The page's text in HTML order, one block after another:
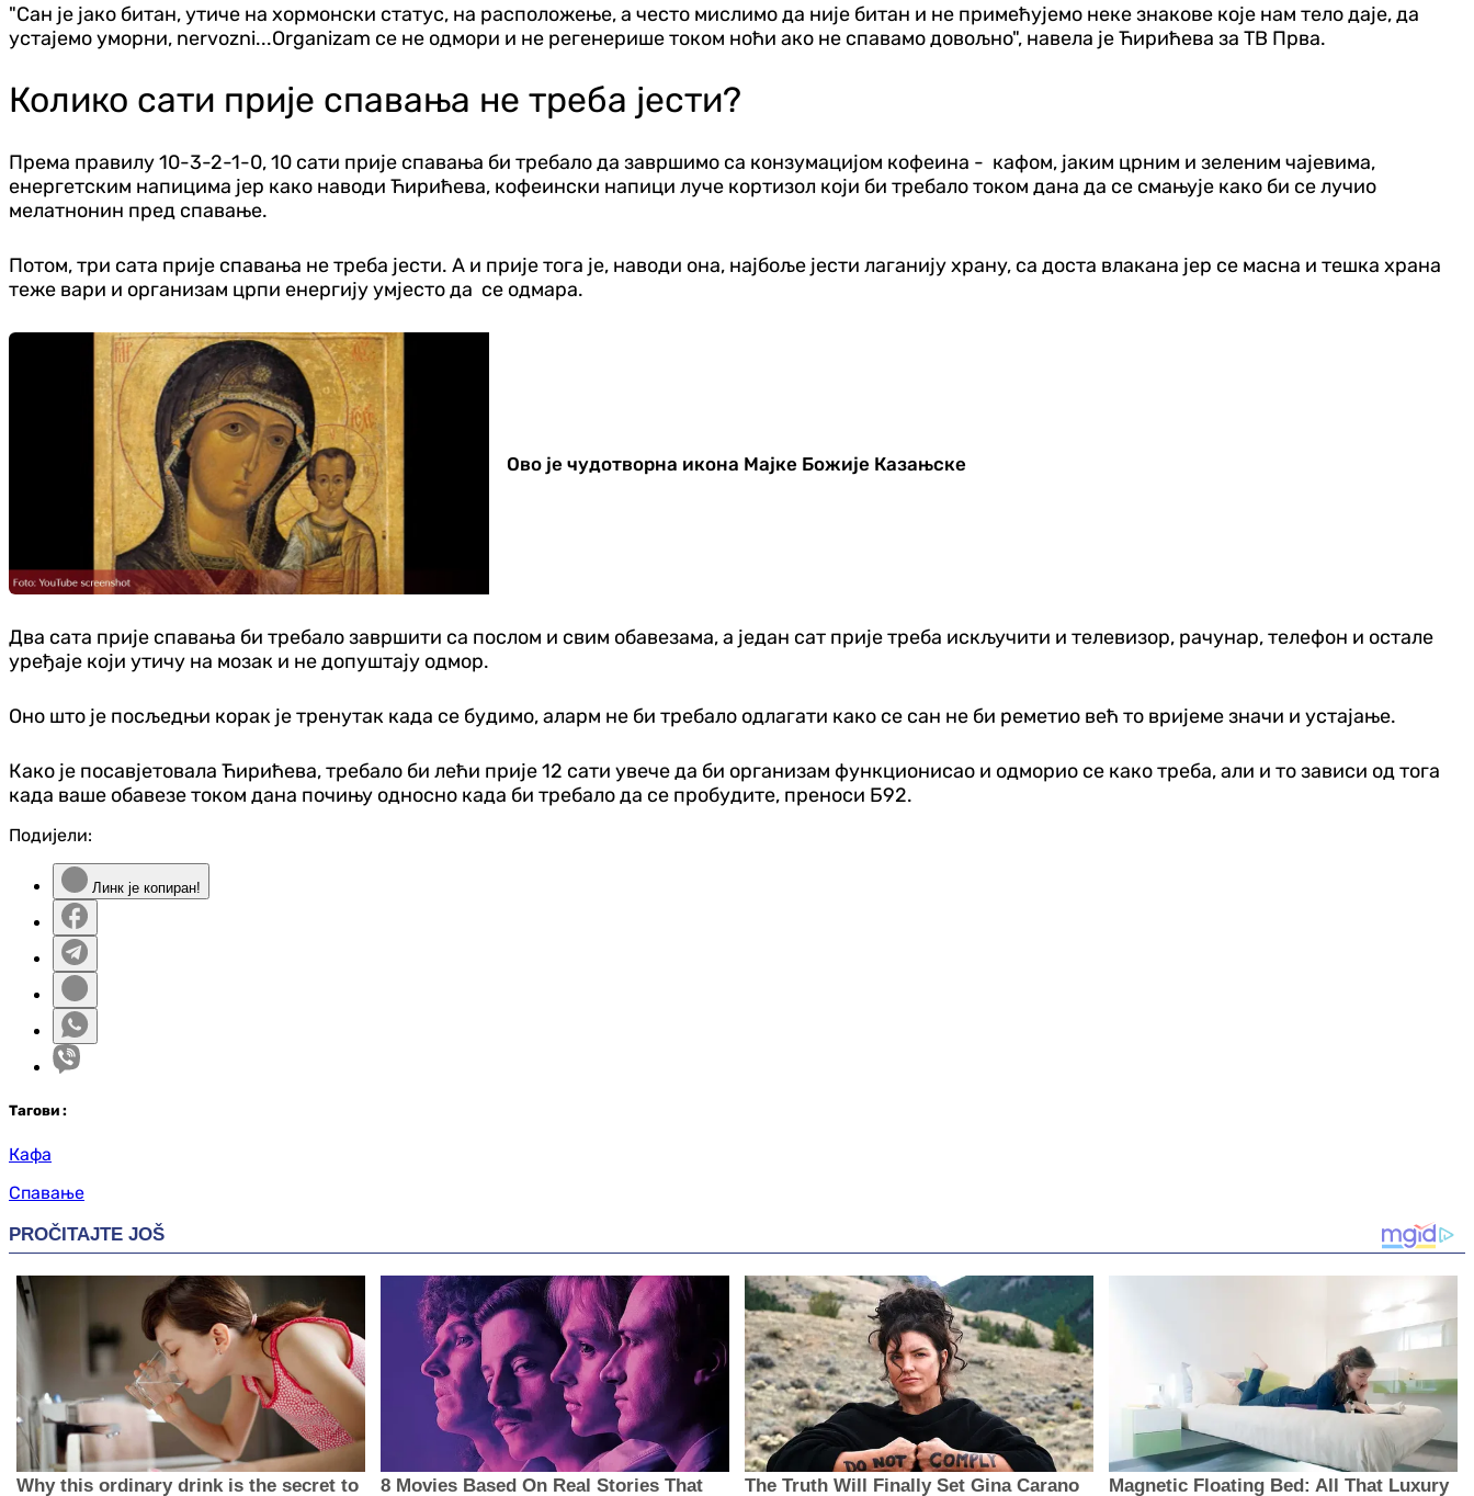
"Сан је јако битан, утиче на хормонски статус, на расположење, а често мислимо да није битан и не примећујемо неке знакове које нам тело даје, да
устајемо уморни, nervozni...Organizam се не одмори и не регенерише током ноћи ако не спавамо довољно", навела је Ћирићева за ТВ Прва.
Колико сати прије спавања не треба јести?
Према правилу 10-3-2-1-0, 10 сати прије спавања би требало да завршимо са конзумацијом кофеина - кафом, јаким црним и зеленим чајевима,
енергетским напицима јер како наводи Ћирићева, кофеински напици луче кортизол који би требало током дана да се смањује како би се лучио
мелатнонин пред спавање.
Потом, три сата прије спавања не треба јести. А и прије тога је, наводи она, најбоље јести лаганију храну, са доста влакана јер се масна и тешка храна
теже вари и организам црпи енергију умјесто да се одмара.
Ово је чудотворна икона Мајке Божије Казањске
Два сата прије спавања би требало завршити са послом и свим обавезама, а један сат прије треба искључити и телевизор, рачунар, телефон и остале
уређаје који утичу на мозак и не допуштају одмор.
Оно што је посљедњи корак је тренутак када се будимо, аларм не би требало одлагати како се сан не би реметио већ то вријеме значи и устајање.
Како је посавјетовала Ћирићева, требало би лећи прије 12 сати увече да би организам функционисао и одморио се како треба, али и то зависи од тога
када ваше обавезе током дана почињу односно када би требало да се пробудите, преноси Б92.
Подијели:
Линк је копиран!
Тагови :
Кафа
Спавање